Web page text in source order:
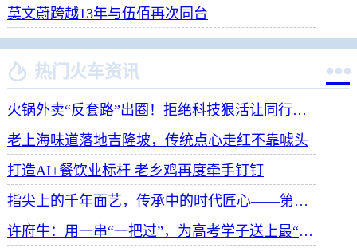
莫文蔚跨越13年与伍佰再次同台
 热门火车资讯 
火锅外卖“反套路”出圈！拒绝科技狠活让同行颤抖
老上海味道落地吉隆坡，传统点心走红不靠噱头
打造AI+餐饮业标杆 老乡鸡再度牵手钉钉
指尖上的千年面艺，传承中的时代匠心——第八届“安琪酵母杯”中华发酵面食大赛武汉赛区开赛
许府牛：用一串“一把过”，为高考学子送上最“牛”祝福